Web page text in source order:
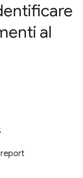
al
report